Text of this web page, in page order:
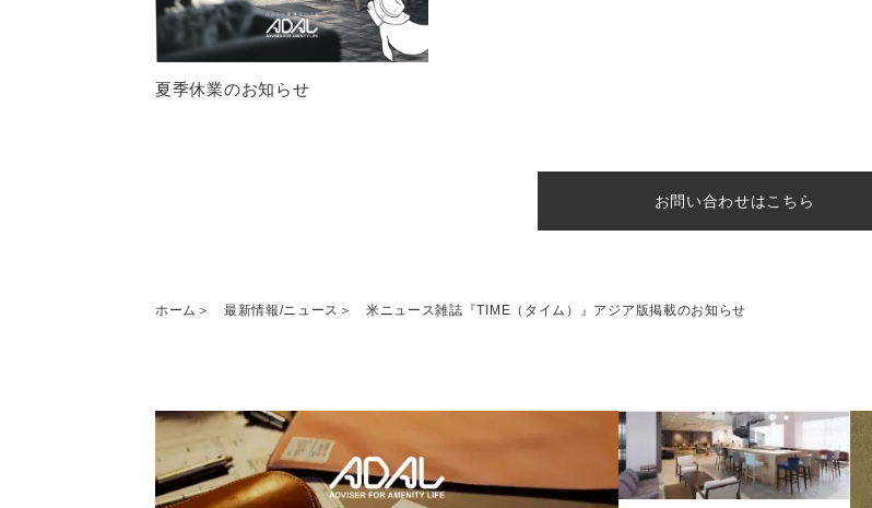
夏季休業のお知らせ
お問い合わせはこちら
ホーム 最新情報/ニュース 米ニュース雑誌『TIME（タイム）』アジア版掲載のお知らせ